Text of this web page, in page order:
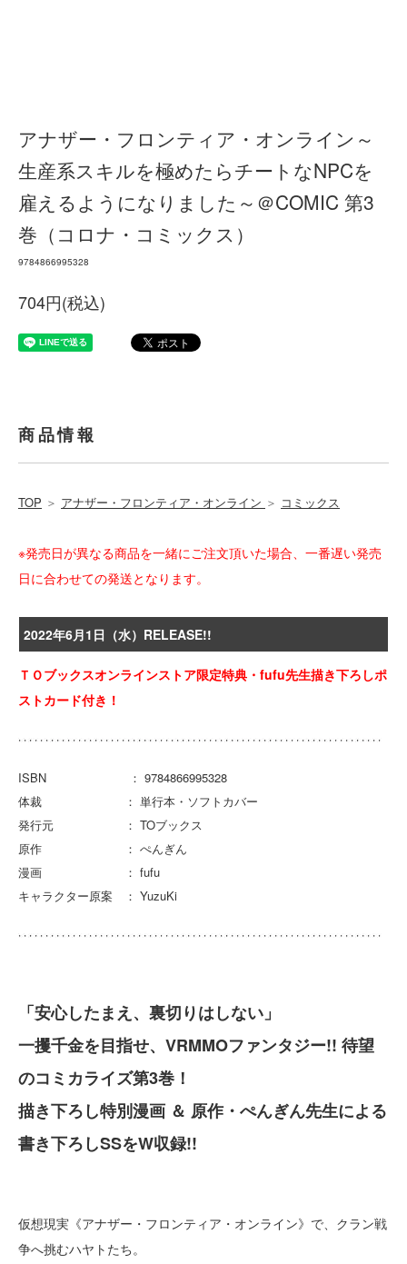
アナザー・フロンティア・オンライン～
生産系スキルを極めたらチートなNPCを
雇えるようになりました～＠COMIC 第3
巻（コロナ・コミックス）
9784866995328
704円(税込)
商品情報
TOP ＞ アナザー・フロンティア・オンライン ＞ コミックス
※発売日が異なる商品を一緒にご注文頂いた場合、一番遅い発売
日に合わせての発送となります。
2022年6月1日（水）RELEASE!!
ＴＯブックスオンラインストア限定特典・fufu先生描き下ろしポ
ストカード付き！
ISBN ： 9784866995328
体裁 ： 単行本・ソフトカバー
発行元 ： TOブックス
原作 ： ぺんぎん
漫画 ： fufu
キャラクター原案 ： YuzuKi
「安心したまえ、裏切りはしない」
一攫千金を目指せ、VRMMOファンタジー!! 待望
のコミカライズ第3巻！
描き下ろし特別漫画 ＆ 原作・ぺんぎん先生による
書き下ろしSSをW収録!!
仮想現実《アナザー・フロンティア・オンライン》で、クラン戦
争へ挑むハヤトたち。